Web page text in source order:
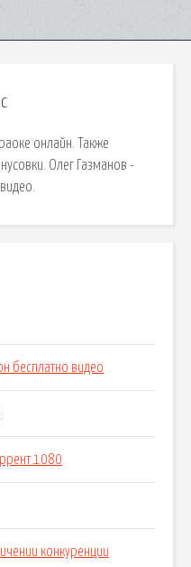
онлайн. Также
Олег Газманов -
бесплатно видео
1080
конкуренции